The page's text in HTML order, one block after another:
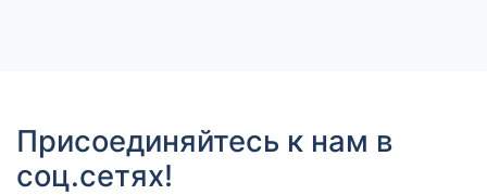
Присоединяйтесь к нам в
соц.сетях!